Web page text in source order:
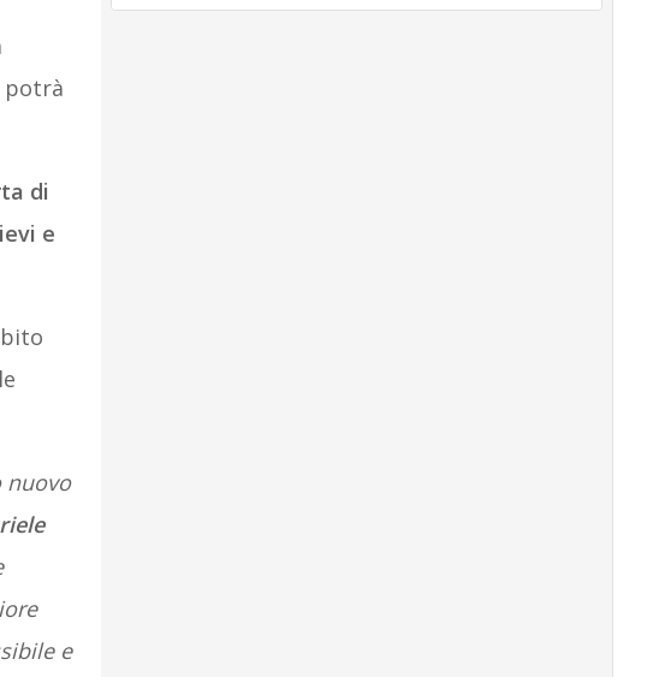
potrà
di
e
nuovo
e